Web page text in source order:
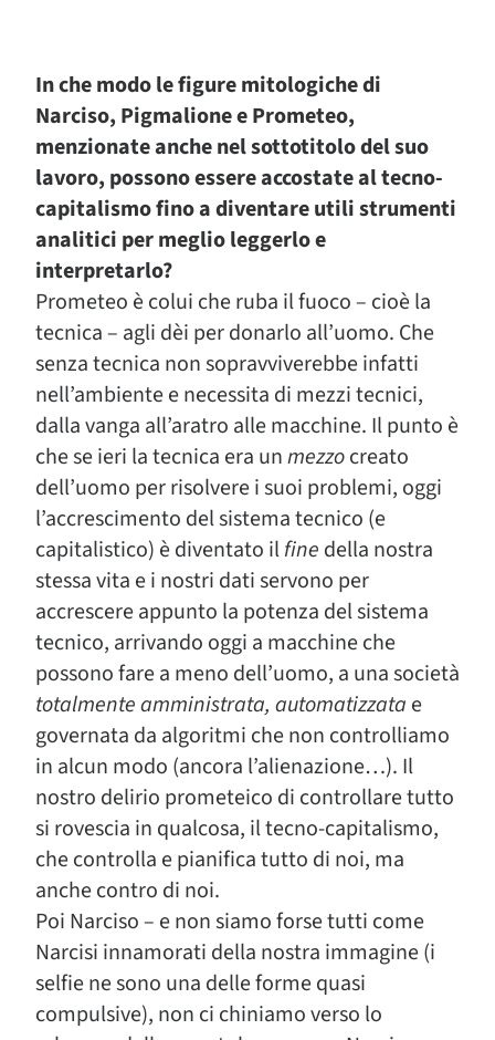
In che modo le figure mitologiche di
Narciso, Pigmalione e Prometeo,
menzionate anche nel sottotitolo del suo
lavoro, possono essere accostate al tecno-
capitalismo fino a diventare utili strumenti
analitici per meglio leggerlo e
interpretarlo?
Prometeo è colui che ruba il fuoco – cioè la
tecnica – agli dèi per donarlo all’uomo. Che
senza tecnica non sopravviverebbe infatti
nell’ambiente e necessita di mezzi tecnici,
dalla vanga all’aratro alle macchine. Il punto è
che se ieri la tecnica era unmezzocreato
dell’uomo per risolvere i suoi problemi, oggi
l’accrescimento del sistema tecnico (e
capitalistico) è diventato ilfine della nostra
stessa vita e i nostri dati servono per
accrescere appunto la potenza del sistema
tecnico, arrivando oggi a macchine che
possono fare a meno dell’uomo, a una società
totalmente amministrata, automatizzata e
governata da algoritmi che non controlliamo
in alcun modo (ancora l’alienazione…). Il
nostro delirio prometeico di controllare tutto
si rovescia in qualcosa, il tecno-capitalismo,
che controlla e pianifica tutto di noi, ma
anche contro di noi.
Poi Narciso – e non siamo forse tutti come
Narcisi innamorati della nostra immagine (i
selfie ne sono una delle forme quasi
compulsive), non ci chiniamo verso lo